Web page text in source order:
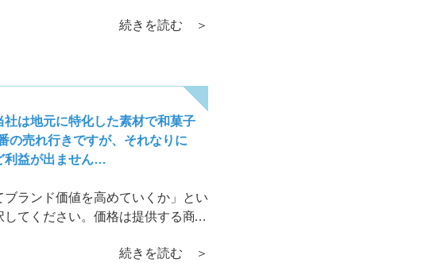
続きを読む ＞
社は地元に特化した素材で和菓子
の売れ行きですが、それなりに
利益が出ません…
ランド価値を高めていくか」とい
てください。価格は提供する商
続きを読む ＞